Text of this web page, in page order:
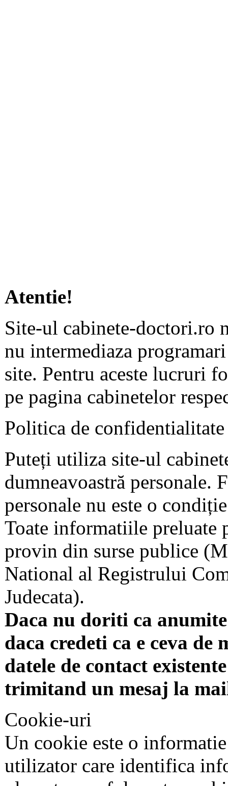
Atentie!
Site-ul cabinete-doctori.ro
nu intermediaza
site. Pentru aceste lucruri
pe pagina cabinetelor
Politica de confidentialitate
Puteți utiliza site-ul
dumneavoastră personale.
personale nu este o
Toate informatiile preluate
provin din surse publice
National al Registrului
Judecata).
Daca nu doriti ca
daca credeti ca e ceva
datele de contact
trimitand un mesaj la
Cookie-uri
Un cookie este o
utilizator care identifica